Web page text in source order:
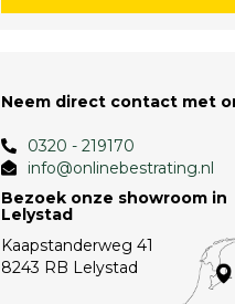
Neem direct contact met
0320 - 219170
info@onlinebestrating.nl
Bezoek onze showroom in
Lelystad
Kaapstanderweg 41
8243 RB Lelystad